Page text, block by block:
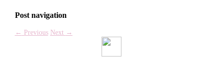
Post navigation
← Previous Next →